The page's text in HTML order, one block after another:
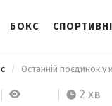
БОКС
2 хв